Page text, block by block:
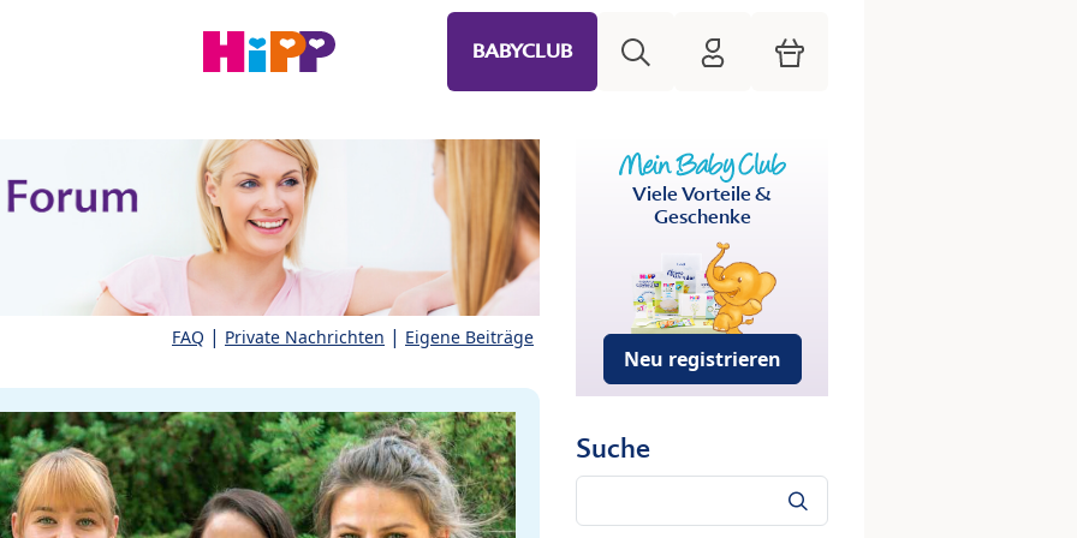
BABYCLUB HiPP Mein Babyclub
Warenkorb
FAQ | Private Nachrichten | Eigene Beiträge
Viele Vorteile &
Geschenke
Neu registrieren
Suche